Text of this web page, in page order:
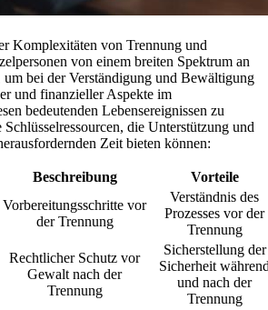
Komplexitäten von Trennung und
von einem breiten Spektrum an
um bei der Verständigung und Bewältigung
und finanzieller Aspekte im
bedeutenden Lebensereignissen zu
die Unterstützung und
Zeit bieten können:
Beschreibung
Vorteile
Vorbereitungsschritte vor
der Trennung
Verständnis des
Prozesses vor der
Trennung
Rechtlicher Schutz vor
Gewalt nach der
Trennung
Sicherstellung der
Sicherheit
und nach der
Trennung